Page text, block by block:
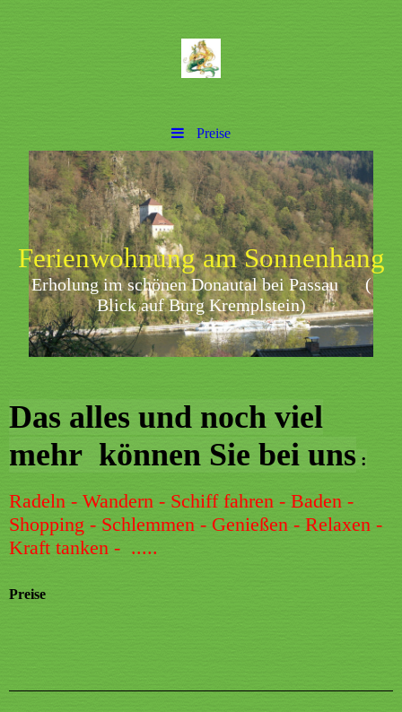
Preise
Ferienwohnung am Sonnenhang
Erholung im schönen Donautal bei Passau(
Blick auf Burg Kremplstein)
Das alles und noch viel
mehr können Sie bei uns :
Radeln - Wandern - Schiff fahren - Baden -
Shopping - Schlemmen - Genießen - Relaxen -
Kraft tanken - .....
Preise